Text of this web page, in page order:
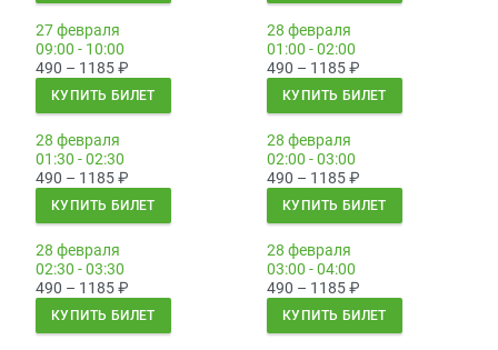
27 февраля
09:00 - 10:00
490 – 1185₽
КУПИТЬ БИЛЕТ
28 февраля
01:00 - 02:00
490 – 1185₽
КУПИТЬ БИЛЕТ
28 февраля
01:30 - 02:30
490 – 1185₽
КУПИТЬ БИЛЕТ
28 февраля
02:00 - 03:00
490 – 1185₽
КУПИТЬ БИЛЕТ
28 февраля
02:30 - 03:30
490 – 1185₽
КУПИТЬ БИЛЕТ
28 февраля
03:00 - 04:00
490 – 1185₽
КУПИТЬ БИЛЕТ